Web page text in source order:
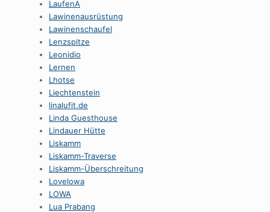
LaufenA
Lawinenausrüstung
Lawinenschaufel
Lenzspitze
Leonidio
Lernen
Lhotse
Liechtenstein
linalufit.de
Linda Guesthouse
Lindauer Hütte
Liskamm
Liskamm-Traverse
Liskamm-Überschreitung
Lovelowa
LOWA
Lua Prabang